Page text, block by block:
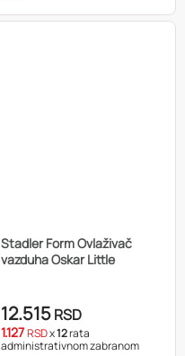
Stadler Form Ovlaživač
vazduha Oskar Little
12.515RSD
1.127RSDx12rata
administrativnom zabranom